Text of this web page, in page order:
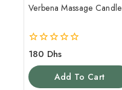
Verbena Massage Candle
0
of
5
180 Dhs
Add To Cart